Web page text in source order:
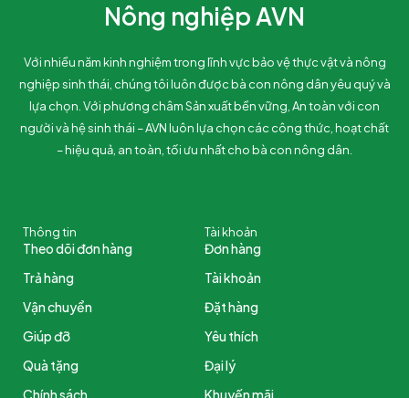
Nông nghiệp AVN
Với nhiều năm kinh nghiệm trong lĩnh vực bảo vệ thực vật và nông
nghiệp sinh thái, chúng tôi luôn được bà con nông dân yêu quý và
lựa chọn. Với phương châm Sản xuất bền vững, An toàn với con
người và hệ sinh thái – AVN luôn lựa chọn các công thức, hoạt chất
– hiệu quả, an toàn, tối ưu nhất cho bà con nông dân.
Thông tin
Theo dõi đơn hàng
Trả hàng
Vận chuyển
Giúp đỡ
Quà tặng
Chính sách
Tài khoản
Đơn hàng
Tài khoản
Đặt hàng
Yêu thích
Đại lý
Khuyến mãi